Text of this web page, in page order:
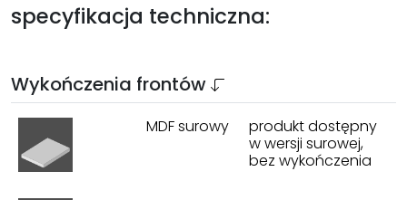
specyfikacja techniczna:
Wykończenia frontów
MDF surowy
produkt dostępny
w wersji surowej,
bez wykończenia